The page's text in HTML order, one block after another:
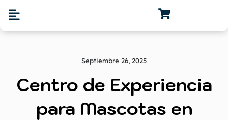
Septiembre 26, 2025
Centro de Experiencia
para Mascotas en